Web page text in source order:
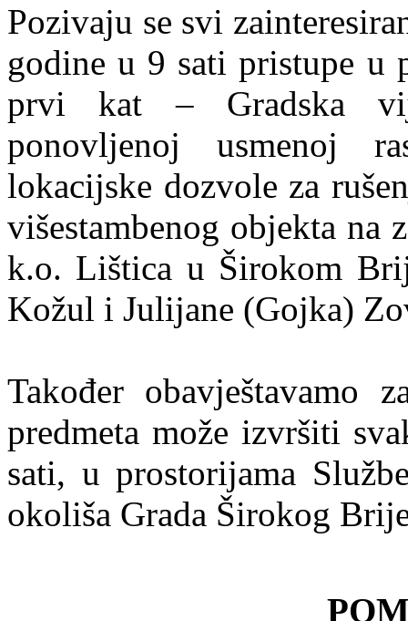
Pozivaju se svi
godine u 9 sati pristupe u
prvi kat – Gradska
ponovljenoj usmenoj
lokacijske dozvole za
višestambenog objekta na
k.o. Lištica u Širokom
Kožul i Julijane (Gojka)
Također obavještavamo
predmeta može izvršiti
sati, u prostorijama
okoliša Grada Širokog